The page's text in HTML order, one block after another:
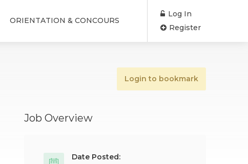
ORIENTATION & CONCOURS
Log In
Register
Login to bookmark
Job Overview
Date Posted: